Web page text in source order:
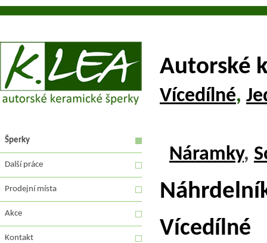
Šperky
Další práce
Prodejní místa
Akce
Kontakt
Autorské
Vícedílné,
Náramky,
Vícedílné